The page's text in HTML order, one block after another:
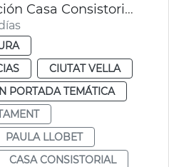
120 años construcción Casa Consistorial València
CIUTAT VELLA
PORTADA TEMÁTICA
PAULA LLOBET
CASA CONSISTORIAL